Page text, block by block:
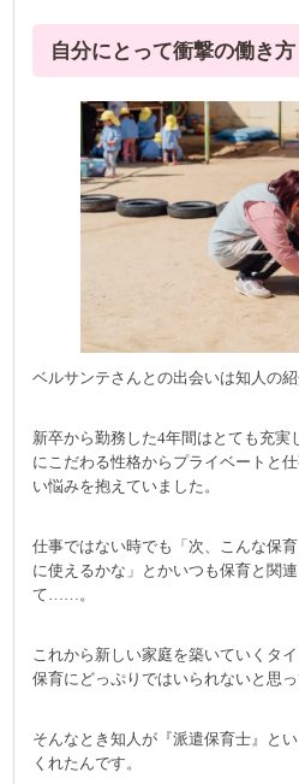
自分にとって衝撃の働き方
ベルサンテさんとの出会いは知人の紹
新卒から勤務した4年間はとても充実
にこだわる性格からプライベートと
い悩みを抱えていました。
仕事ではない時でも「次、こんな保
に使えるかな」とかいつも保育と関
て……。
これから新しい家庭を築いていくタ
保育にどっぷりではいられないと思っ
そんなとき知人が『派遣保育士』と
くれたんです。